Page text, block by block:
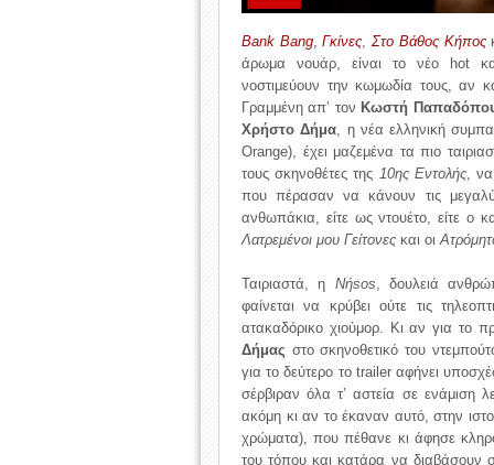
Bank Bang,Γκίνες,Στο Βάθος Κήπος
άρωμα νουάρ, είναι το νέο hot
νοστιμεύουν την κωμωδία τους, αν
Γραμμένη απ’ τον Κωστή
Χρήστο Δήμα, η νέα ελληνική
Orange), έχει μαζεμένα τα πιο
τους σκηνοθέτες της 10ης Εντολής, να
που πέρασαν να κάνουν τις
ανθωπάκια, είτε ως ντουέτο, είτε ο
Λατρεμένοι μου Γείτονες και οι
Ταιριαστά, η Νήsos, δουλειά
φαίνεται να κρύβει ούτε τις
ατακαδόρικο χιούμορ. Κι αν για το
Δήμας στο σκηνοθετικό του
για το δεύτερο το trailer αφήνει
σέρβιραν όλα τ’ αστεία σε ενάμιση
ακόμη κι αν το έκαναν αυτό, στην
χρώματα), που πέθανε κι άφησε
του τόπου και κατάρα να διαβάσουν